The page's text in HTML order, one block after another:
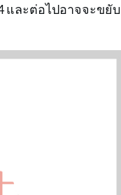
และต่อไปอาจจะขยับ